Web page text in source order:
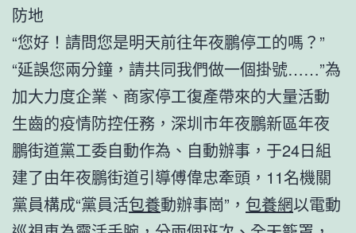
防地
“您好！請問您是明天前往年夜鵬停工的嗎？”
“延誤您兩分鐘，請共同我們做一個掛號……”為
加大力度企業、商家停工復產帶來的大量活動
生齒的疫情防控任務，深圳市年夜鵬新區年夜
鵬街道黨工委自動作為、自動辦事，于24日組
建了由年夜鵬街道引導傅偉忠牽頭，11名機關
黨員構成“黨員活包養動辦事崗”， 包養網以電動